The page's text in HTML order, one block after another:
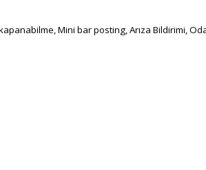
Mini bar posting, Arıza Bildirimi,